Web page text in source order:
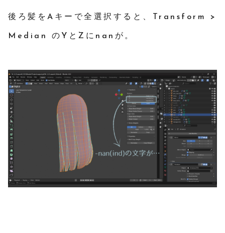
後ろ髪をAキーで全選択すると、Transform >
Median のYとZにnanが。